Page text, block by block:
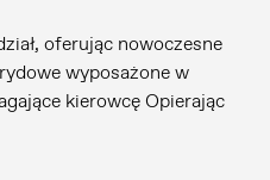
oferując nowoczesne
wyposażone w
kierowcę Opierając